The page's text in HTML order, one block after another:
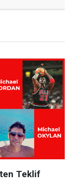
Teklif